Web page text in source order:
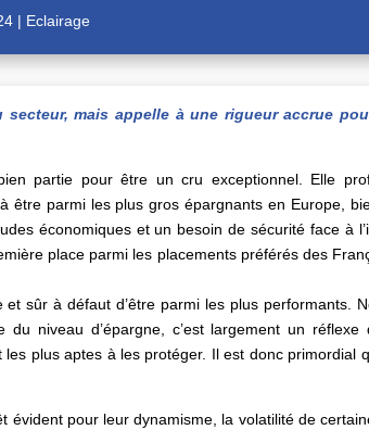
| Eclairage
mais appelle à une rigueur accrue
partie pour être un cru exceptionnel. Elle
être parmi les plus gros épargnants en Europe,
économiques et un besoin de sécurité face à
place parmi les placements préférés des
sûr à défaut d’être parmi les plus performants.
niveau d’épargne, c’est largement un réflexe
plus aptes à les protéger. Il est donc primordial
pour leur dynamisme, la volatilité de